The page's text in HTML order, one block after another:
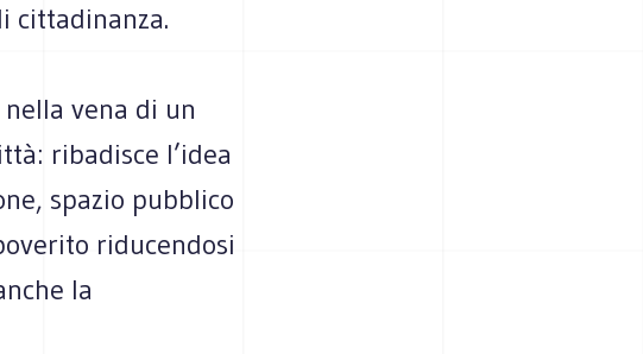
cittadinanza.
vena di un
ribadisce l’idea
spazio pubblico
riducendosi
la